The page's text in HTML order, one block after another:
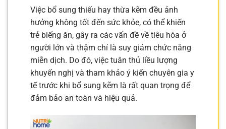
Việc bổ sung thiếu hay thừa kẽm đều ảnh
hưởng không tốt đến sức khỏe, có thể khiến
trẻ biếng ăn, gây ra các vấn đề về tiêu hóa ở
người lớn và thậm chí là suy giảm chức năng
miễn dịch. Do đó, việc tuân thủ liều lượng
khuyến nghị và tham khảo ý kiến chuyên gia y
tế trước khi bổ sung kẽm là rất quan trọng để
đảm bảo an toàn và hiệu quả.